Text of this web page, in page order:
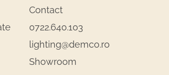
Contact
0722.640.103
lighting@demco.ro
Showroom